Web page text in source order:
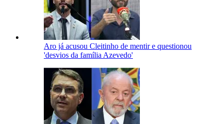
Aro já acusou Cleitinho de mentir e questionou
'desvios da família Azevedo'